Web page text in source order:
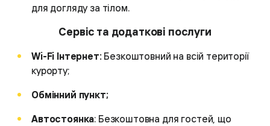
для догляду за тілом.
Сервіс та додаткові послуги
Wi-Fi Інтернет: Безкоштовний на всій території
курорту;
Обмінний пункт;
Автостоянка: Безкоштовна для гостей, що